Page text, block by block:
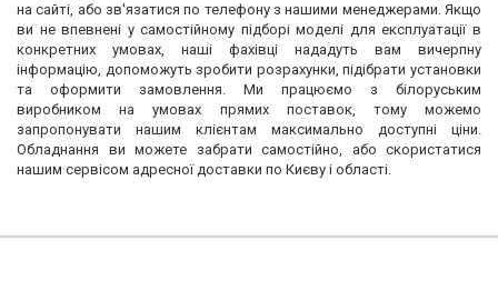
на сайті, або зв'язатися по телефону з нашими менеджерами. Якщо
ви не впевнені у самостійному підборі моделі для експлуатації в
конкретних умовах, наші фахівці нададуть вам вичерпну
інформацію, допоможуть зробити розрахунки, підібрати установки
та оформити замовлення. Ми працюємо з білоруським
виробником на умовах прямих поставок, тому можемо
запропонувати нашим клієнтам максимально доступні ціни.
Обладнання ви можете забрати самостійно, або скористатися
нашим сервісом адресної доставки по Києву і області.